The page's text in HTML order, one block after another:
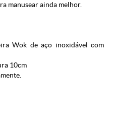
manusear ainda melhor.
Wok de aço inoxidável com
10cm